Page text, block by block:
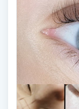
Idrottsmassage
IPL hårborttagning